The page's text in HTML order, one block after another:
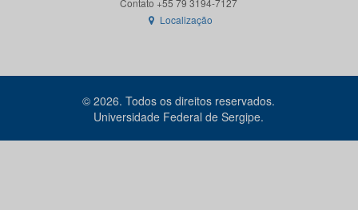
Localização
© 2026. Todos os direitos reservados.
Universidade Federal de Sergipe.